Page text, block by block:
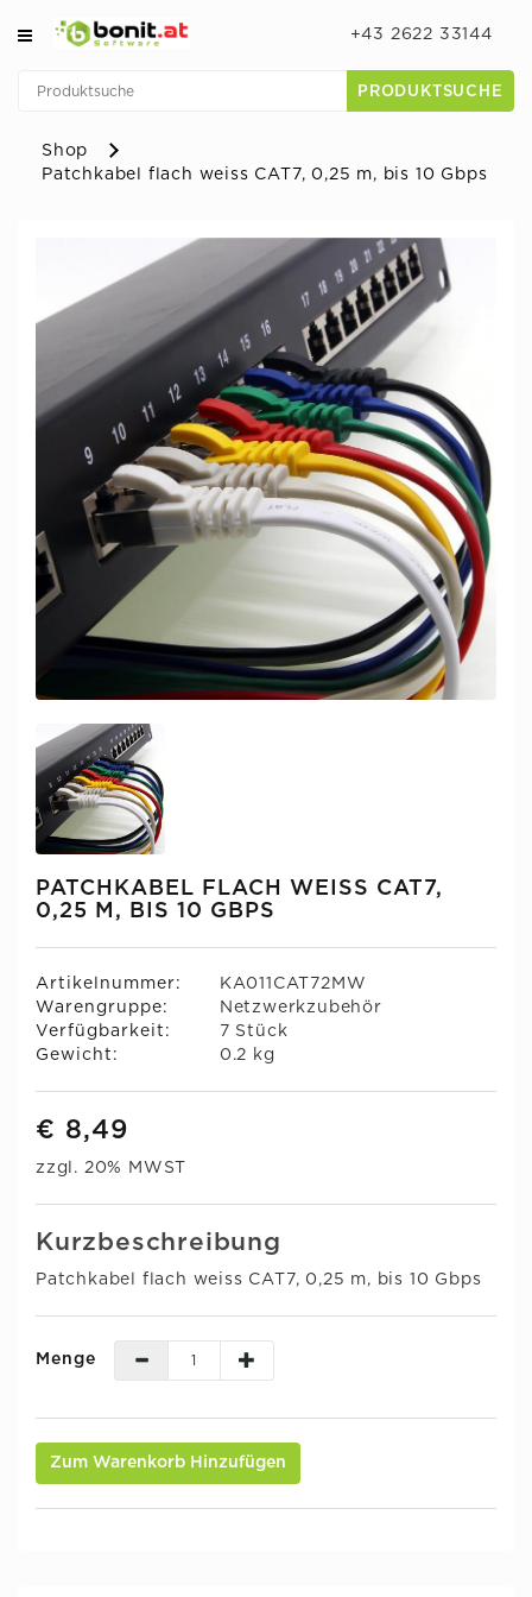
+43 2622 33144
PRODUKTSUCHE
Shop
Patchkabel flach weiss CAT7, 0,25 m, bis 10 Gbps
PATCHKABEL FLACH WEISS CAT7,
0,25 M, BIS 10 GBPS
Artikelnummer:
KA011CAT72MW
Warengruppe:
Netzwerkzubehör
Verfügbarkeit:
7 Stück
Gewicht:
0.2 kg
€ 8,49
zzgl. 20% MWST
Kurzbeschreibung
Patchkabel flach weiss CAT7, 0,25 m, bis 10 Gbps
Menge
Zum Warenkorb Hinzufügen